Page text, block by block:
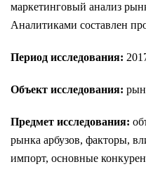
маркетинговый анализ
Аналитиками составлен
Период исследования:
Объект исследования:
Предмет исследования:
рынка арбузов, факторы,
импорт, основные